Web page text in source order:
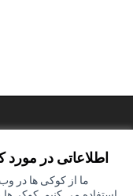
اطلاعاتی در
ما از کوکی ها در